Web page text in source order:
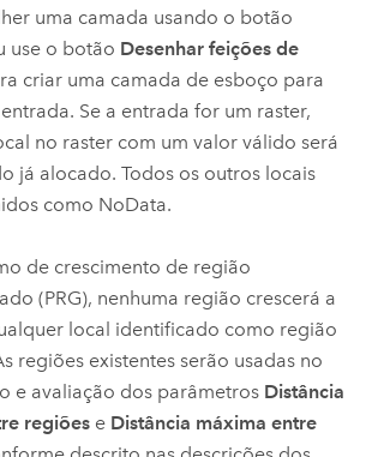
uma camada usando o botão
use o botão Desenhar feições de
criar uma camada de esboço para
Se a entrada for um raster,
no raster com um valor válido será
já alocado. Todos os outros locais
como NoData.
de crescimento de região
(PRG), nenhuma região crescerá a
local identificado como região
regiões existentes serão usadas no
e avaliação dos parâmetros Distância
regiões e Distância máxima entre